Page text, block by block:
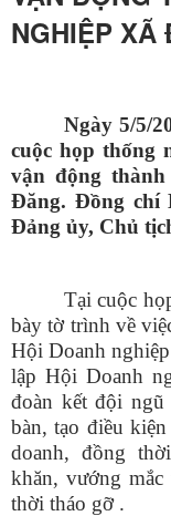
NGHIỆP XÃ
Ngày 5/5/
cuộc họp thống
vận động
Đăng. Đồng chí
Đảng ủy, Chủ
Tại cuộc
bày tờ trình về
Hội Doanh
lập Hội Doanh
đoàn kết đội ngũ
bàn, tạo điều
doanh, đồng
khăn, vướng
thời tháo gỡ .